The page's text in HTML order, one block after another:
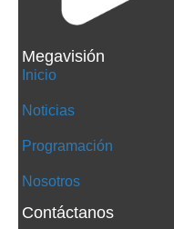
Megavisión
Inicio
Noticias
Programación
Nosotros
Contáctanos